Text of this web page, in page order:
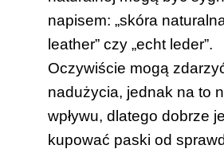
napisem: „skóra
leather” czy „echt leder”.
Oczywiście mogą
nadużycia, jednak na to
wpływu, dlatego dobrze
kupować paski od